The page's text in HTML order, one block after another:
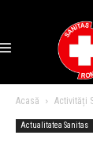
Acasă Activități
Actualitatea Sanitas